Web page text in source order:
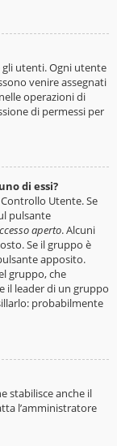
utenti. Ogni utente
venire assegnati
operazioni di
di permessi per
di essi?
Utente. Se
pulsante
aperto. Alcuni
Se il gruppo è
apposito.
gruppo, che
il leader di un gruppo
probabilmente
stabilisce anche il
l’amministratore